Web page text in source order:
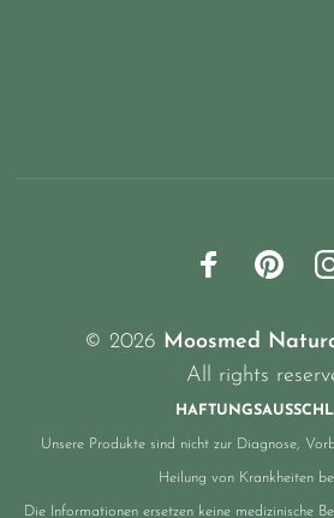
© 2026 Moosmed
All rights
Unsere Produkte sind nicht zur Diagnose,
Heilung von Krankheiten
Die Informationen ersetzen keine medizinische